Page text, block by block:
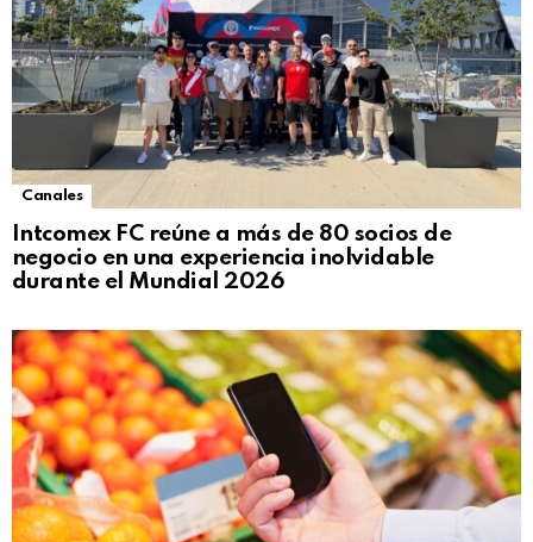
Canales
Intcomex FC reúne a más de 80 socios de
negocio en una experiencia inolvidable
durante el Mundial 2026